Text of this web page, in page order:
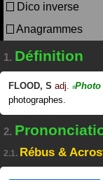
Dico inverse
Anagrammes
1. Définition
FLOOD, S adj. #Photo
photographes.
2.
2.1. Rébus &